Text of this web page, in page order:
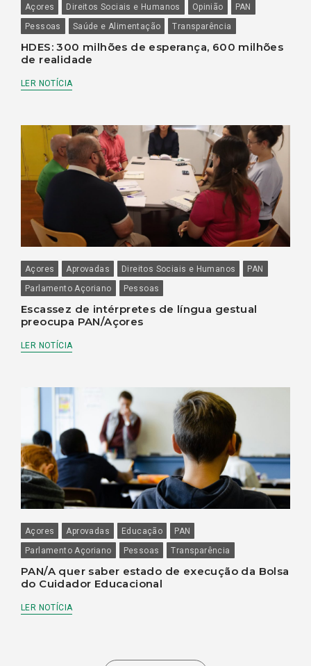
Açores Direitos Sociais e Humanos Opinião
PAN
Pessoas
Saúde e Alimentação Transparência
HDES: 300 milhões de esperança, 600 milhões
de realidade
LER NOTÍCIA
Açores Aprovadas Direitos Sociais e Humanos
PAN
Parlamento Açoriano
Pessoas
Escassez de intérpretes de língua gestual
preocupa PAN/Açores
LER NOTÍCIA
Açores Aprovadas Educação
PAN
Parlamento Açoriano
Pessoas Transparência
PAN/A quer saber estado de execução da Bolsa
do Cuidador Educacional
LER NOTÍCIA